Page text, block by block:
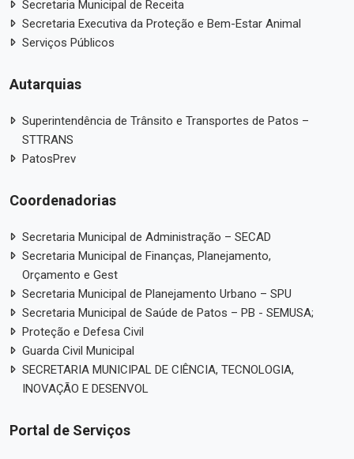
Secretaria Municipal de Receita
Secretaria Executiva da Proteção e Bem-Estar Animal
Serviços Públicos
Autarquias
Superintendência de Trânsito e Transportes de Patos –
STTRANS
PatosPrev
Coordenadorias
Secretaria Municipal de Administração – SECAD
Secretaria Municipal de Finanças, Planejamento,
Orçamento e Gest
Secretaria Municipal de Planejamento Urbano – SPU
Secretaria Municipal de Saúde de Patos – PB - SEMUSA;
Proteção e Defesa Civil
Guarda Civil Municipal
SECRETARIA MUNICIPAL DE CIÊNCIA, TECNOLOGIA,
INOVAÇÃO E DESENVOL
Portal de Serviços